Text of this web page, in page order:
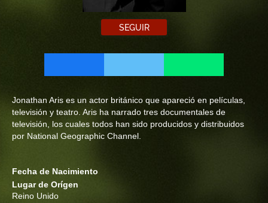
SEGUIR
Jonathan Aris es un actor británico que apareció en películas,
televisión y teatro. Aris ha narrado tres documentales de
televisión, los cuales todos han sido producidos y distribuidos
por National Geographic Channel.
Fecha de Nacimiento
Lugar de Orígen
Reino Unido